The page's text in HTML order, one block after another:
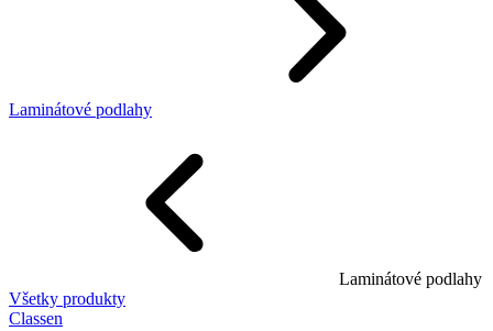
Laminátové podlahy
Laminátové podlahy
Všetky produkty
Classen